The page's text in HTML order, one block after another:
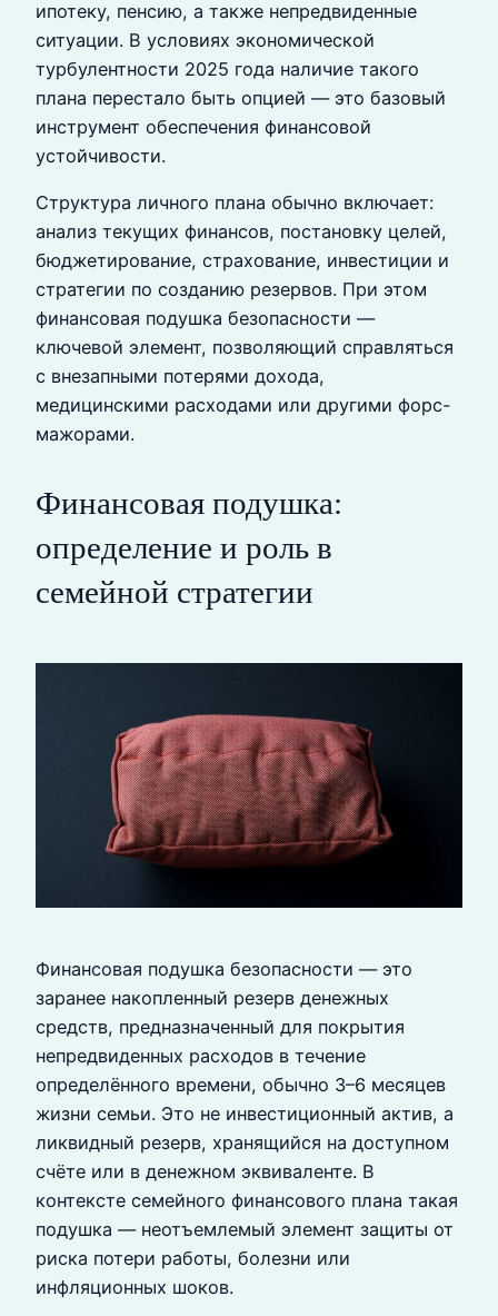
ипотеку, пенсию, а также непредвиденные
ситуации. В условиях экономической
турбулентности 2025 года наличие такого
плана перестало быть опцией — это базовый
инструмент обеспечения финансовой
устойчивости.
Структура личного плана обычно включает:
анализ текущих финансов, постановку целей,
бюджетирование, страхование, инвестиции и
стратегии по созданию резервов. При этом
финансовая подушка безопасности —
ключевой элемент, позволяющий справляться
с внезапными потерями дохода,
медицинскими расходами или другими форс-
мажорами.
Финансовая подушка:
определение и роль в
семейной стратегии
Финансовая подушка безопасности — это
заранее накопленный резерв денежных
средств, предназначенный для покрытия
непредвиденных расходов в течение
определённого времени, обычно 3–6 месяцев
жизни семьи. Это не инвестиционный актив, а
ликвидный резерв, хранящийся на доступном
счёте или в денежном эквиваленте. В
контексте семейного финансового плана такая
подушка — неотъемлемый элемент защиты от
риска потери работы, болезни или
инфляционных шоков.